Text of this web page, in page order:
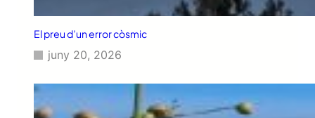
El preu d’un error còsmic
juny 20, 2026